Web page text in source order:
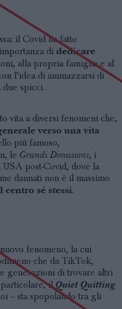
il Covid ha fatto
di dedicare
alla propria famiglia e al
l’idea di ammazzarsi di
spicci.
vita a diversi fenomeni che,
verso una vita
più famoso,
le Grandi Dimissioni, i
post-Covid, dove la
dannati non è il massimo
centro sé stessi.
fenomeno, la cui
che da TikTok,
generazioni di trovare altri
particolare, ilQuiet Quitting
– sta spopolando tra gli